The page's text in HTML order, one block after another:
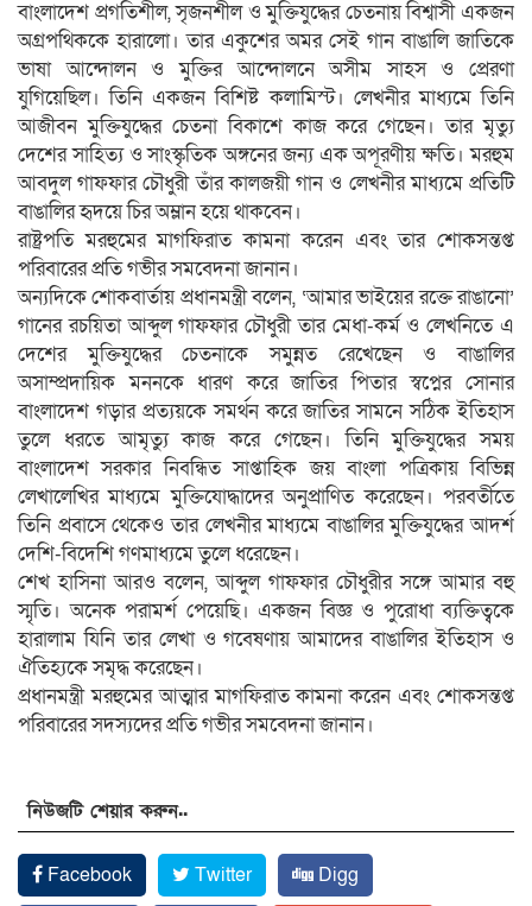
বাংলাদেশ প্রগতিশীল, সৃজনশীল ও মুক্তিযুদ্ধের চেতনায় বিশ্বাসী একজন
অগ্রপথিককে হারালো। তার একুশের অমর সেই গান বাঙালি জাতিকে
ভাষা আন্দোলন ও মুক্তির আন্দোলনে অসীম সাহস ও প্রেরণা
যুগিয়েছিল। তিনি একজন বিশিষ্ট কলামিস্ট। লেখনীর মাধ্যমে তিনি
আজীবন মুক্তিযুদ্ধের চেতনা বিকাশে কাজ করে গেছেন। তার মৃত্যু
দেশের সাহিত্য ও সাংস্কৃতিক অঙ্গনের জন্য এক অপূরণীয় ক্ষতি। মরহুম
আবদুল গাফফার চৌধুরী তাঁর কালজয়ী গান ও লেখনীর মাধ্যমে প্রতিটি
বাঙালির হৃদয়ে চির অম্লান হয়ে থাকবেন।
রাষ্ট্রপতি মরহুমের মাগফিরাত কামনা করেন এবং তার শোকসন্তপ্ত
পরিবারের প্রতি গভীর সমবেদনা জানান।
অন্যদিকে শোকবার্তায় প্রধানমন্ত্রী বলেন, ‌‘আমার ভাইয়ের রক্তে রাঙানো’
গানের রচয়িতা আব্দুল গাফফার চৌধুরী তার মেধা-কর্ম ও লেখনিতে এ
দেশের মুক্তিযুদ্ধের চেতনাকে সমুন্নত রেখেছেন ও বাঙালির
অসাম্প্রদায়িক মননকে ধারণ করে জাতির পিতার স্বপ্নের সোনার
বাংলাদেশ গড়ার প্রত্যয়কে সমর্থন করে জাতির সামনে সঠিক ইতিহাস
তুলে ধরতে আমৃত্যু কাজ করে গেছেন। তিনি মুক্তিযুদ্ধের সময়
বাংলাদেশ সরকার নিবন্ধিত সাপ্তাহিক জয় বাংলা পত্রিকায় বিভিন্ন
লেখালেখির মাধ্যমে মুক্তিযোদ্ধাদের অনুপ্রাণিত করেছেন। পরবর্তীতে
তিনি প্রবাসে থেকেও তার লেখনীর মাধ্যমে বাঙালির মুক্তিযুদ্ধের আদর্শ
দেশি-বিদেশি গণমাধ্যমে তুলে ধরেছেন।
শেখ হাসিনা আরও বলেন, আব্দুল গাফফার চৌধুরীর সঙ্গে আমার বহু
স্মৃতি। অনেক পরামর্শ পেয়েছি। একজন বিজ্ঞ ও পুরোধা ব্যক্তিত্বকে
হারালাম যিনি তার লেখা ও গবেষণায় আমাদের বাঙালির ইতিহাস ও
ঐতিহ্যকে সমৃদ্ধ করেছেন।
প্রধানমন্ত্রী মরহুমের আত্মার মাগফিরাত কামনা করেন এবং শোকসন্তপ্ত
পরিবারের সদস্যদের প্রতি গভীর সমবেদনা জানান।
নিউজটি শেয়ার করুন..
Facebook Twitter
Digg